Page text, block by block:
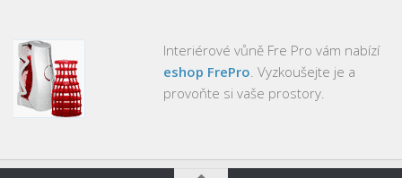
Interiérové vůně Fre Pro vám nabízí
eshop FrePro . Vyzkoušejte je a
provoňte si vaše prostory.